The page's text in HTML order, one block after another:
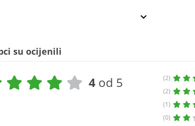
su ocijenili
4 od 5
(2)
(2)
(1)
(0)